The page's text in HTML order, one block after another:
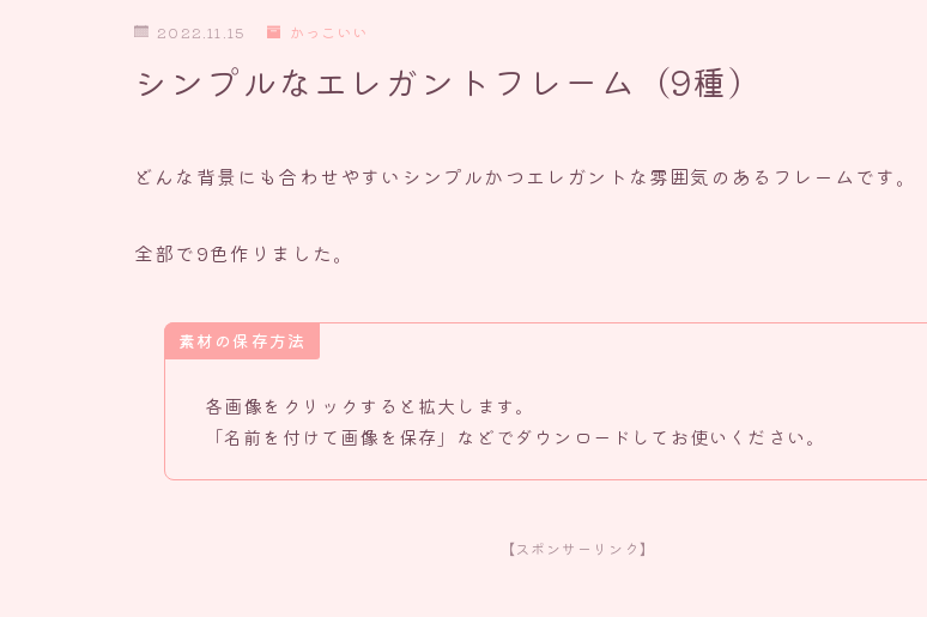
2022.11.15 かっこいい
シンプルなエレガントフレーム（9種）
どんな背景にも合わせやすいシンプルかつエレガントな雰囲気のあるフレームです。
全部で9色作りました。
素材の保存方法
各画像をクリックすると拡大します。
「名前を付けて画像を保存」などでダウンロードしてお使いください。
【スポンサーリンク】